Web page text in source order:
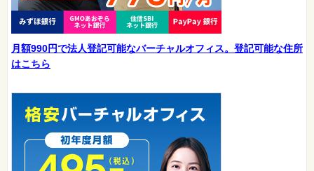
月額990円で法人登記可能なバーチャルオフィス。登記可能な住所
はこちら